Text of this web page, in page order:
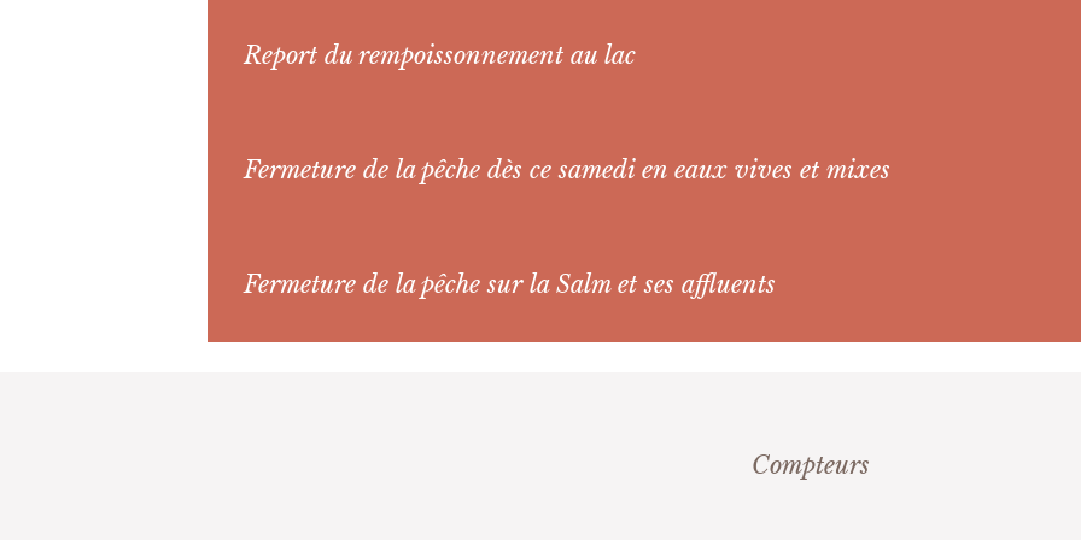
Report du rempoissonnement au lac
Fermeture de la pêche dès ce samedi en eaux vives et mixes
Fermeture de la pêche sur la Salm et ses affluents
Compteurs